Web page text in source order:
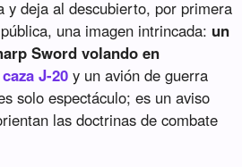
y deja al descubierto, por primera
una imagen intrincada: un
Sword volando en
caza J-20 y un avión de guerra
solo espectáculo; es un aviso
las doctrinas de combate